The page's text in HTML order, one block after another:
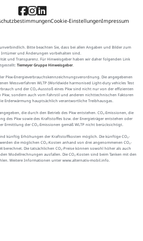
Cookie-EinstellungenImpressum
Bitte beachten Sie, dass bei allen Angaben und Bilder zum
Irrtümer und Änderungen vorbehalten sind.
und Transparenz. Für Hinweisgeber haben wir daher folgenden Link
Tiemeyer Gruppe Hinweisgeber.
Pkw-Energieverbrauchskennzeichnungsverordnung. Die angegebenen
Messverfahren WLTP (Worldwide harmonised Light-duty vehicles Test
und der CO₂-Ausstoß eines Pkw sind nicht nur von der effizienten
sondern auch vom Fahrstil und anderen nichttechnischen Faktoren
Erderwärmung hauptsächlich verantwortliche Treibhausgas.
die durch den Betrieb des Pkw entstehen. CO₂-Emissionen, die
des Pkw sowie des Kraftstoffes bzw. der Energieträger entstehen oder
Ermittlung der CO₂-Emissionen gemäß WLTP nicht berücksichtigt.
künftig Erhöhungen der Kraftstoffkosten möglich. Die künftige CO₂-
die möglichen CO₂-Kosten anhand von drei angenommenen CO₂-
berechnet. Die tatsächlichen CO₂-Preise können sowohl höher als auch
Modellrechnungen ausfallen. Die CO₂-Kosten sind beim Tanken mit den
Weitere Informationen unter www.alternativ-mobil.info.